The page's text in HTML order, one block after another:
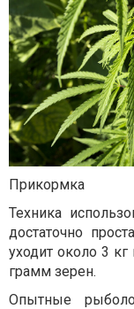
Прикормка
Техника
достаточно
уходит около 3
грамм зерен.
Опытные